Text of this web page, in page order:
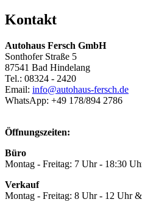
Kontakt
Autohaus Fersch GmbH
Sonthofer Straße 5
87541 Bad Hindelang
Tel.: 08324 - 2420
Email: info@autohaus-fersch.de
WhatsApp: +49 178/894 2786
Öffnungszeiten:
Büro
Montag - Freitag: 7 Uhr - 18:30
Verkauf
Montag - Freitag: 8 Uhr - 12 Uhr